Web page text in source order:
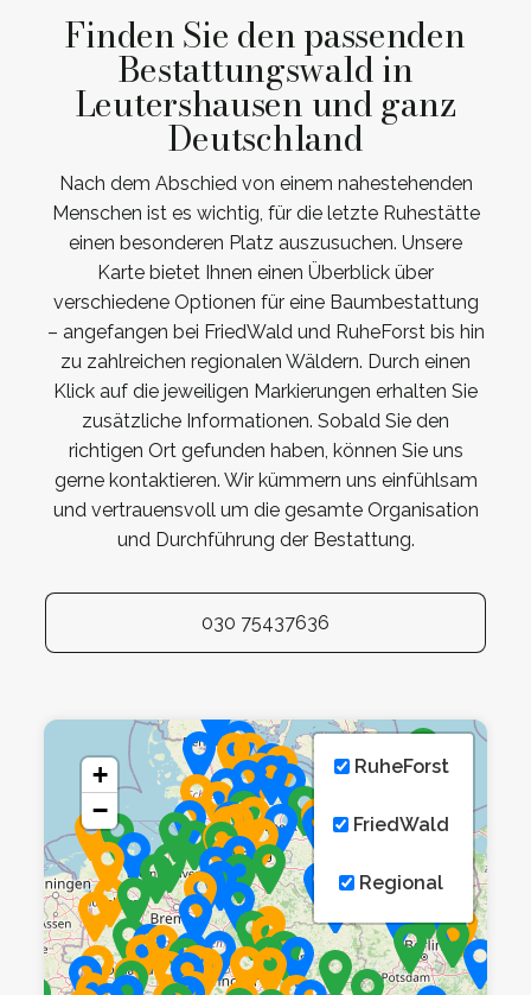
Finden Sie den passenden
Bestattungswald in
Leutershausen und ganz
Deutschland
Nach dem Abschied von einem nahestehenden
Menschen ist es wichtig, für die letzte Ruhestätte
einen besonderen Platz auszusuchen. Unsere
Karte bietet Ihnen einen Überblick über
verschiedene Optionen für eine Baumbestattung
– angefangen bei FriedWald und RuheForst bis hin
zu zahlreichen regionalen Wäldern. Durch einen
Klick auf die jeweiligen Markierungen erhalten Sie
zusätzliche Informationen. Sobald Sie den
richtigen Ort gefunden haben, können Sie uns
gerne kontaktieren. Wir kümmern uns einfühlsam
und vertrauensvoll um die gesamte Organisation
und Durchführung der Bestattung.
030 75437636
+
−
RuheForst
FriedWald
Regional